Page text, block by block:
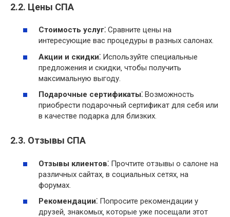
2.2. Цены СПА
Стоимость услуг⁚ Сравните цены на
интересующие вас процедуры в разных салонах.
Акции и скидки⁚ Используйте специальные
предложения и скидки‚ чтобы получить
максимальную выгоду.
Подарочные сертификаты⁚ Возможность
приобрести подарочный сертификат для себя или
в качестве подарка для близких.
2.3. Отзывы СПА
Отзывы клиентов⁚ Прочтите отзывы о салоне на
различных сайтах‚ в социальных сетях‚ на
форумах.
Рекомендации⁚ Попросите рекомендации у
друзей‚ знакомых‚ которые уже посещали этот